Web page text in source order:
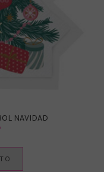
NAVIDAD